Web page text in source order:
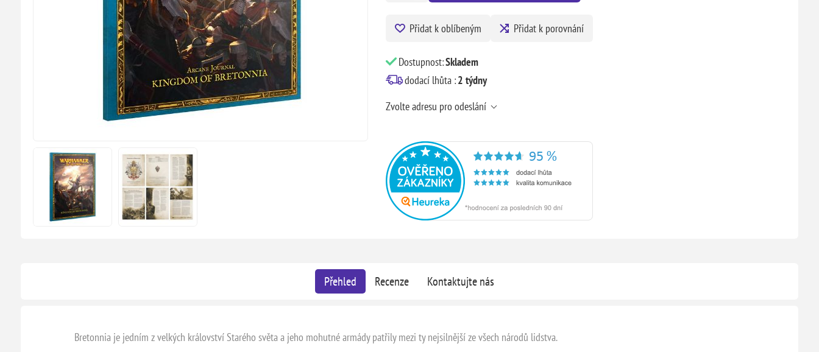
Přidat k oblíbeným Přidat k porovnání
Dostupnost:Skladem
dodací lhůta :2 týdny
Zvolte adresu pro odeslání
Přehled Recenze Kontaktujte nás
Bretonnia je jedním z velkých království Starého světa a jeho mohutné armády patřily mezi ty nejsilnější ze všech národů lidstva.